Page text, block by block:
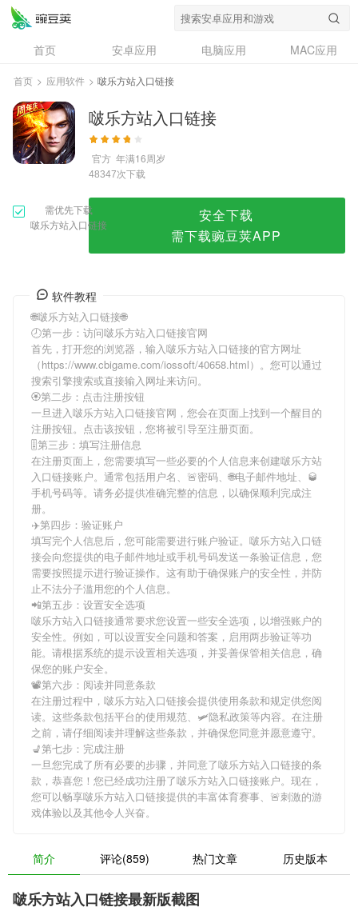
首页 安卓应用 电脑应用
MAC应用
资讯
专题
问答
首页 > 应用软件 > 啵乐方站入口链接
啵乐方站入口链接
官方 年满16周岁
48347次下载
需优先下载
啵乐方站入口链接
安全下载
需下载豌豆荚APP
软件教程
🌐啵乐方站入口链接🌐
🕗第一步：访问啵乐方站入口链接官网
首先，打开您的浏览器，输入啵乐方站入口链接的官方网址
（https://www.cbigame.com/iossoft/40658.html）。您可以通过
搜索引擎搜索或直接输入网址来访问。
🏵第二步：点击注册按钮
一旦进入啵乐方站入口链接官网，您会在页面上找到一个醒目的
注册按钮。点击该按钮，您将被引导至注册页面。
🎚第三步：填写注册信息
在注册页面上，您需要填写一些必要的个人信息来创建啵乐方站
入口链接账户。通常包括用户名、🚨密码、🌐电子邮件地址、🥃
手机号码等。请务必提供准确完整的信息，以确保顺利完成注
册。
✈️第四步：验证账户
填写完个人信息后，您可能需要进行账户验证。啵乐方站入口链
接会向您提供的电子邮件地址或手机号码发送一条验证信息，您
需要按照提示进行验证操作。这有助于确保账户的安全性，并防
止不法分子滥用您的个人信息。
📲第五步：设置安全选项
啵乐方站入口链接通常要求您设置一些安全选项，以增强账户的
安全性。例如，可以设置安全问题和答案，启用两步验证等功
能。请根据系统的提示设置相关选项，并妥善保管相关信息，确
保您的账户安全。
📽第六步：阅读并同意条款
在注册过程中，啵乐方站入口链接会提供使用条款和规定供您阅
读。这些条款包括平台的使用规范、🛩隐私政策等内容。在注册
之前，请仔细阅读并理解这些条款，并确保您同意并愿意遵守。
💺第七步：完成注册
一旦您完成了所有必要的步骤，并同意了啵乐方站入口链接的条
款，恭喜您！您已经成功注册了啵乐方站入口链接账户。现在，
您可以畅享啵乐方站入口链接提供的丰富体育赛事、🚨刺激的游
戏体验以及其他令人兴奋。
简介 评论(859) 热门文章 历史版本
啵乐方站入口链接最新版截图